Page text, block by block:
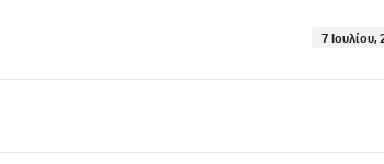
7 Ιουλίου,